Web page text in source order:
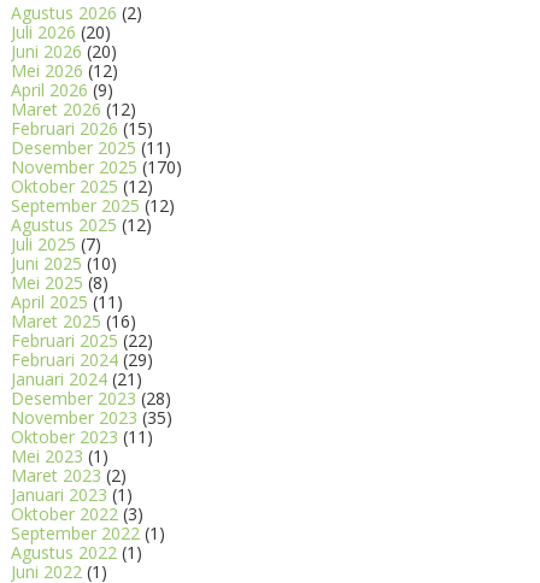
Agustus 2026 (2)
Juli 2026 (20)
Juni 2026 (20)
Mei 2026 (12)
April 2026 (9)
Maret 2026 (12)
Februari 2026 (15)
Desember 2025 (11)
November 2025 (170)
Oktober 2025 (12)
September 2025 (12)
Agustus 2025 (12)
Juli 2025 (7)
Juni 2025 (10)
Mei 2025 (8)
April 2025 (11)
Maret 2025 (16)
Februari 2025 (22)
Februari 2024(29)
Januari 2024(21)
Desember 2023 (28)
November 2023 (35)
Oktober 2023 (11)
Mei 2023 (1)
Maret 2023 (2)
Januari 2023 (1)
Oktober 2022(3)
September 2022(1)
Agustus 2022(1)
Juni 2022(1)